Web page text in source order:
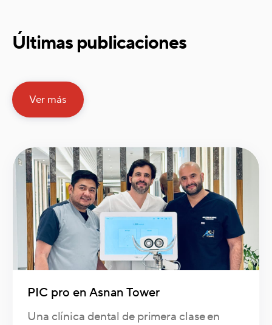
Últimas publicaciones
Ver más
PIC pro en Asnan Tower
Una clínica dental de primera clase en